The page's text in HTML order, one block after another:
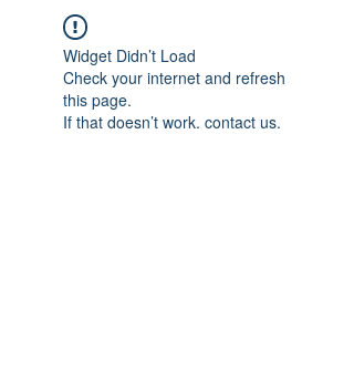
Widget Didn’t Load
Check your internet and refresh
this page.
If that doesn’t work, contact us.